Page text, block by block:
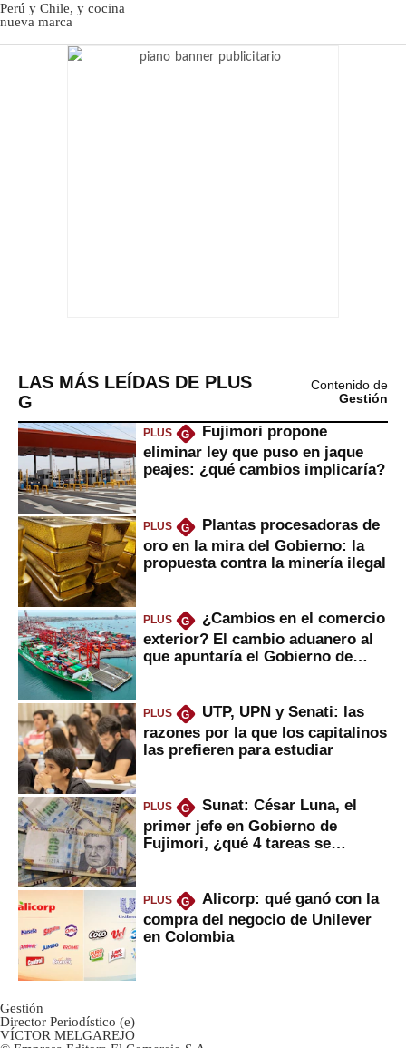
LAS MÁS LEÍDAS DE PLUS
G
Contenido de
Gestión
PLUS G
Fujimori propone
eliminar ley que puso en jaque
peajes: ¿qué cambios implicaría?
PLUS G
Plantas procesadoras de
oro en la mira del Gobierno: la
propuesta contra la minería ilegal
PLUS G
¿Cambios en el comercio
exterior? El cambio aduanero al
que apuntaría el Gobierno de
PLUS G
UTP, UPN y Senati: las
razones por la que los capitalinos
las prefieren para estudiar
PLUS G
Sunat: César Luna, el
primer jefe en Gobierno de
Fujimori, ¿qué 4 tareas se
PLUS G
Alicorp: qué ganó con la
compra del negocio de Unilever
en Colombia
Gestión
Director Periodístico (e)
VÍCTOR MELGAREJO